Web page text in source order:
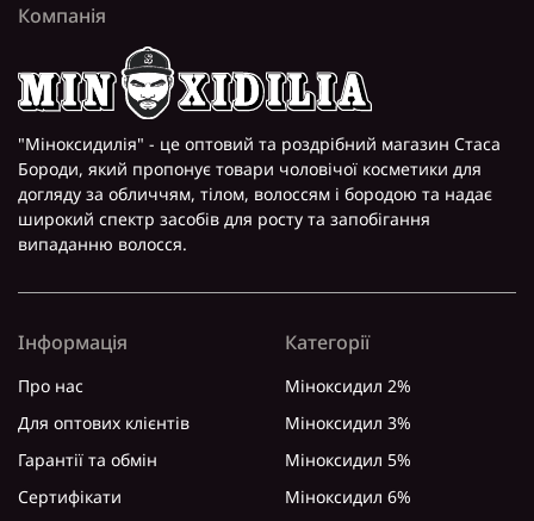
Компанія
"Міноксидилія" - це оптовий та роздрібний магазин Стаса
Бороди, який пропонує товари чоловічої косметики для
догляду за обличчям, тілом, волоссям і бородою та надає
широкий спектр засобів для росту та запобігання
випаданню волосся.
Інформація
Про нас
Для оптових клієнтів
Гарантії та обмін
Сертифікати
Категорії
Міноксидил 2%
Міноксидил 3%
Міноксидил 5%
Міноксидил 6%